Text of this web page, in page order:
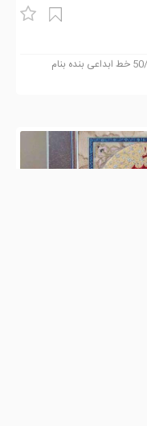
ابعاد 50/70 خط ابداعی بنده بنام